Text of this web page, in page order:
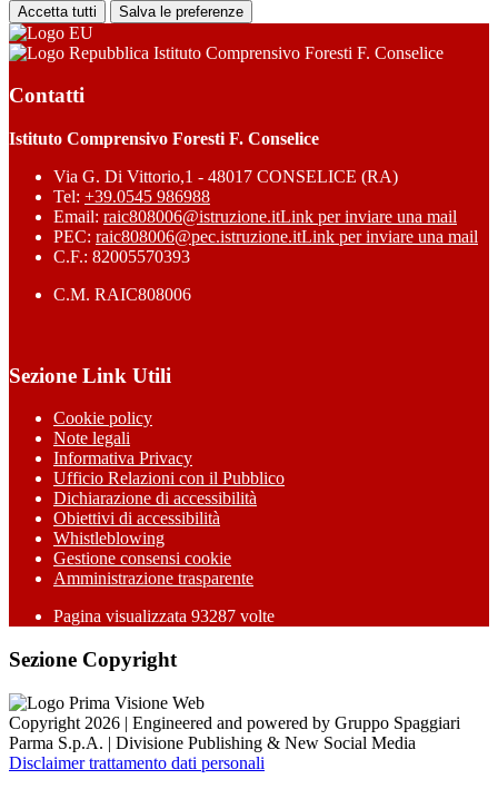
Accetta tutti Salva le preferenze
Istituto Comprensivo Foresti F. Conselice
Contatti
Istituto Comprensivo Foresti F. Conselice
Via G. Di Vittorio,1 - 48017 CONSELICE (RA)
Tel: +39.0545 986988
Email: raic808006@istruzione.itLink per inviare una mail
PEC: raic808006@pec.istruzione.itLink per inviare una mail
C.F.: 82005570393
C.M. RAIC808006
Sezione Link Utili
Cookie policy
Note legali
Informativa Privacy
Ufficio Relazioni con il Pubblico
Dichiarazione di accessibilità
Obiettivi di accessibilità
Whistleblowing
Gestione consensi cookie
Amministrazione trasparente
Pagina visualizzata 93287 volte
Sezione Copyright
Copyright 2026 | Engineered and powered by Gruppo Spaggiari
Parma S.p.A. | Divisione Publishing & New Social Media
Disclaimer trattamento dati personali